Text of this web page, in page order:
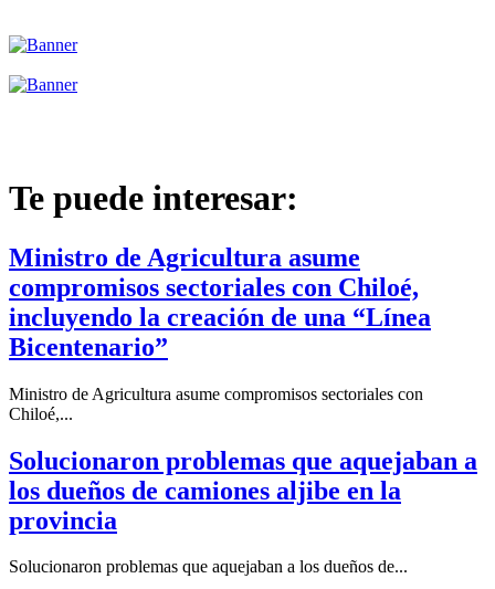
Te puede interesar:
Ministro de Agricultura asume
compromisos sectoriales con Chiloé,
incluyendo la creación de una “Línea
Bicentenario”
Ministro de Agricultura asume compromisos sectoriales con
Chiloé,...
Solucionaron problemas que aquejaban a
los dueños de camiones aljibe en la
provincia
Solucionaron problemas que aquejaban a los dueños de...